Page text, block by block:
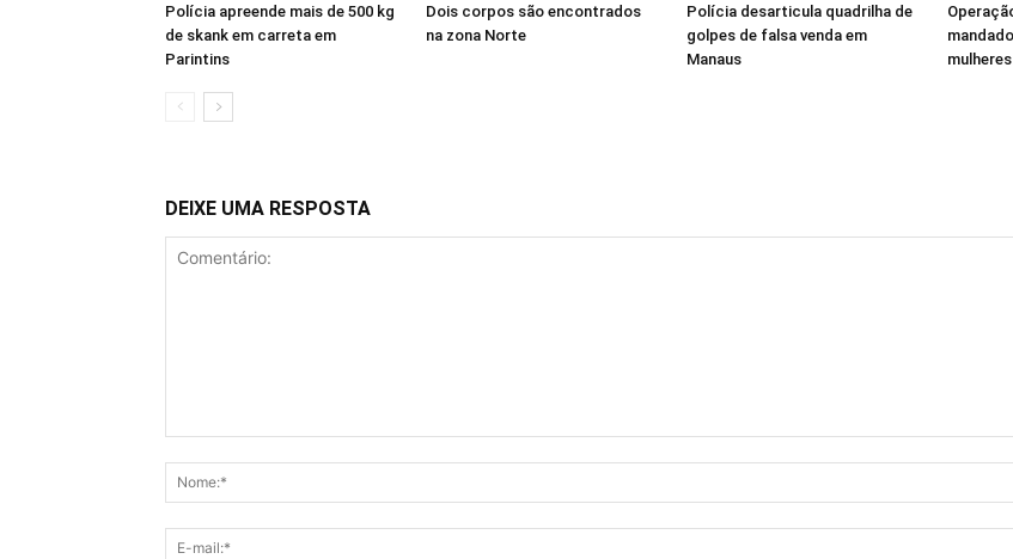
Polícia apreende mais de 500 kg
de skank em carreta em
Parintins
Dois corpos são encontrados
na zona Norte
Polícia desarticula quadrilha de
golpes de falsa venda em
Manaus
DEIXE UMA RESPOSTA